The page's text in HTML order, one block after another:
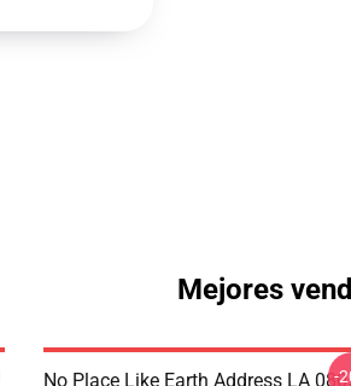
Mejores
No Place Like Earth Address LA
-